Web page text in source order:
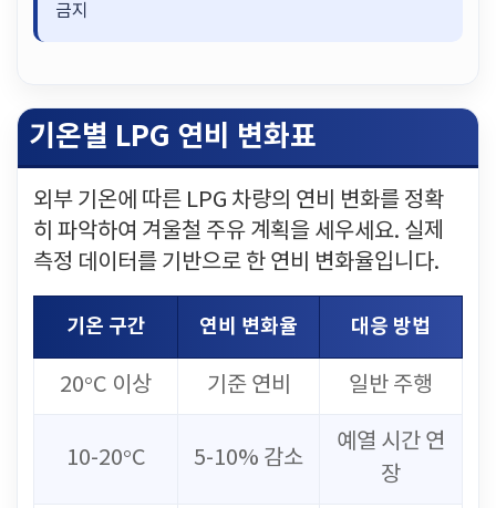
금지
기온별 LPG 연비 변화표
외부 기온에 따른 LPG 차량의 연비 변화를 정확
히 파악하여 겨울철 주유 계획을 세우세요. 실제
측정 데이터를 기반으로 한 연비 변화율입니다.
기온 구간 연비 변화율 대응 방법
20°C 이상 기준 연비 일반 주행
10-20°C 5-10% 감소
예열 시간 연
장